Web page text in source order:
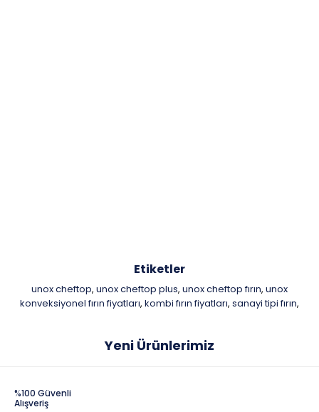
Etiketler
unox cheftop, unox cheftop plus, unox cheftop fırın, unox
konveksiyonel fırın fiyatları, kombi fırın fiyatları, sanayi tipi fırın,
Yeni Ürünlerimiz
%100 Güvenli
Alışveriş